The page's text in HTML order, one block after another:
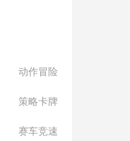
动作冒险
策略卡牌
赛车竞速